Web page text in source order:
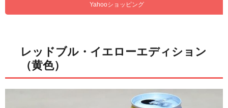
Yahooショッピング
レッドブル・イエローエディション
（黄色）